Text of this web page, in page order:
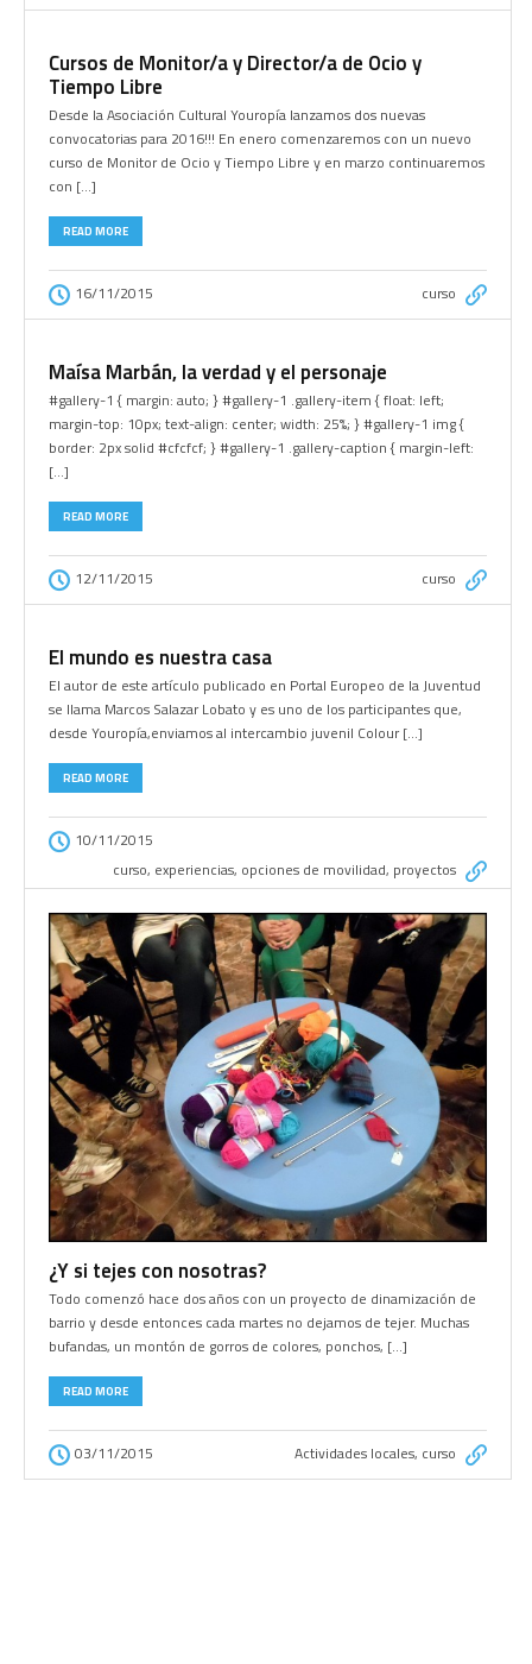
Cursos de Monitor/a y Director/a de Ocio y
Tiempo Libre
Desde la Asociación Cultural Youropía lanzamos dos nuevas
convocatorias para 2016!!! En enero comenzaremos con un nuevo
curso de Monitor de Ocio y Tiempo Libre y en marzo continuaremos
con […]
READ MORE
16/11/2015 curso
Maísa Marbán, la verdad y el personaje
#gallery-1 { margin: auto; } #gallery-1 .gallery-item { float: left;
margin-top: 10px; text-align: center; width: 25%; } #gallery-1 img {
border: 2px solid #cfcfcf; } #gallery-1 .gallery-caption { margin-left:
[…]
READ MORE
12/11/2015 curso
El mundo es nuestra casa
El autor de este artículo publicado en Portal Europeo de la Juventud
se llama Marcos Salazar Lobato y es uno de los participantes que,
desde Youropía,enviamos al intercambio juvenil Colour […]
READ MORE
10/11/2015
curso, experiencias, opciones de movilidad, proyectos
¿Y si tejes con nosotras?
Todo comenzó hace dos años con un proyecto de dinamización de
barrio y desde entonces cada martes no dejamos de tejer. Muchas
bufandas, un montón de gorros de colores, ponchos, […]
READ MORE
03/11/2015 Actividades locales, curso